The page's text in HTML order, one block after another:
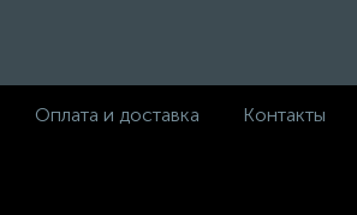
Оплата и доставка Контакты